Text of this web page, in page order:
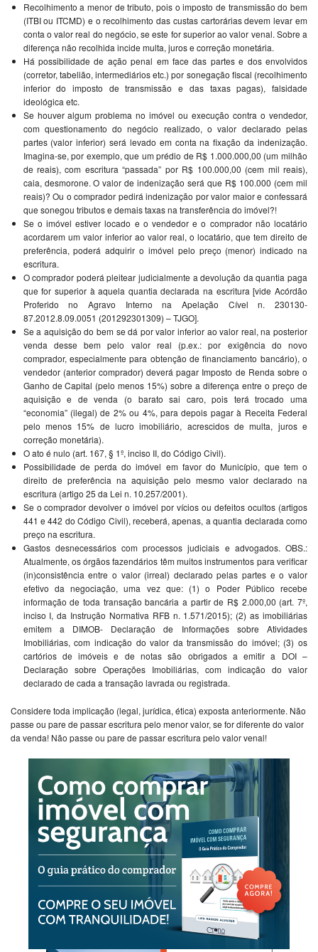
Recolhimento a menor de tributo, pois o imposto de transmissão do bem
(ITBI ou ITCMD) e o recolhimento das custas cartorárias devem levar em
conta o valor real do negócio, se este for superior ao valor venal. Sobre a
diferença não recolhida incide multa, juros e correção monetária.
Há possibilidade de ação penal em face das partes e dos envolvidos
(corretor, tabelião, intermediários etc.) por sonegação fiscal (recolhimento
inferior do imposto de transmissão e das taxas pagas), falsidade
ideológica etc.
Se houver algum problema no imóvel ou execução contra o vendedor,
com questionamento do negócio realizado, o valor declarado pelas
partes (valor inferior) será levado em conta na fixação da indenização.
Imagina-se, por exemplo, que um prédio de R$ 1.000.000,00 (um milhão
de reais), com escritura “passada” por R$ 100.000,00 (cem mil reais),
caia, desmorone. O valor de indenização será que R$ 100.000 (cem mil
reais)? Ou o comprador pedirá indenização por valor maior e confessará
que sonegou tributos e demais taxas na transferência do imóvel?!
Se o imóvel estiver locado e o vendedor e o comprador não locatário
acordarem um valor inferior ao valor real, o locatário, que tem direito de
preferência, poderá adquirir o imóvel pelo preço (menor) indicado na
escritura.
O comprador poderá pleitear judicialmente a devolução da quantia paga
que for superior à aquela quantia declarada na escritura [vide Acórdão
Proferido no Agravo Interno na Apelação Cível n. 230130-
87.2012.8.09.0051 (201292301309) – TJGO].
Se a aquisição do bem se dá por valor inferior ao valor real, na posterior
venda desse bem pelo valor real (p.ex.: por exigência do novo
comprador, especialmente para obtenção de financiamento bancário), o
vendedor (anterior comprador) deverá pagar Imposto de Renda sobre o
Ganho de Capital (pelo menos 15%) sobre a diferença entre o preço de
aquisição e de venda (o barato sai caro, pois terá trocado uma
“economia” (ilegal) de 2% ou 4%, para depois pagar à Receita Federal
pelo menos 15% de lucro imobiliário, acrescidos de multa, juros e
correção monetária).
O ato é nulo (art. 167, § 1º, inciso II, do Código Civil).
Possibilidade de perda do imóvel em favor do Município, que tem o
direito de preferência na aquisição pelo mesmo valor declarado na
escritura (artigo 25 da Lei n. 10.257/2001).
Se o comprador devolver o imóvel por vícios ou defeitos ocultos (artigos
441 e 442 do Código Civil), receberá, apenas, a quantia declarada como
preço na escritura.
Gastos desnecessários com processos judiciais e advogados. OBS.:
Atualmente, os órgãos fazendários têm muitos instrumentos para verificar
(in)consistência entre o valor (irreal) declarado pelas partes e o valor
efetivo da negociação, uma vez que: (1) o Poder Público recebe
informação de toda transação bancária a partir de R$ 2.000,00 (art. 7º,
inciso I, da Instrução Normativa RFB n. 1.571/2015); (2) as imobiliárias
emitem a DIMOB- Declaração de Informações sobre Atividades
Imobiliárias, com indicação do valor da transmissão do imóvel; (3) os
cartórios de imóveis e de notas são obrigados a emitir a DOI –
Declaração sobre Operações Imobiliárias, com indicação do valor
declarado de cada a transação lavrada ou registrada.
Considere toda implicação (legal, jurídica, ética) exposta anteriormente. Não
passe ou pare de passar escritura pelo menor valor, se for diferente do valor
da venda! Não passe ou pare de passar escritura pelo valor venal!